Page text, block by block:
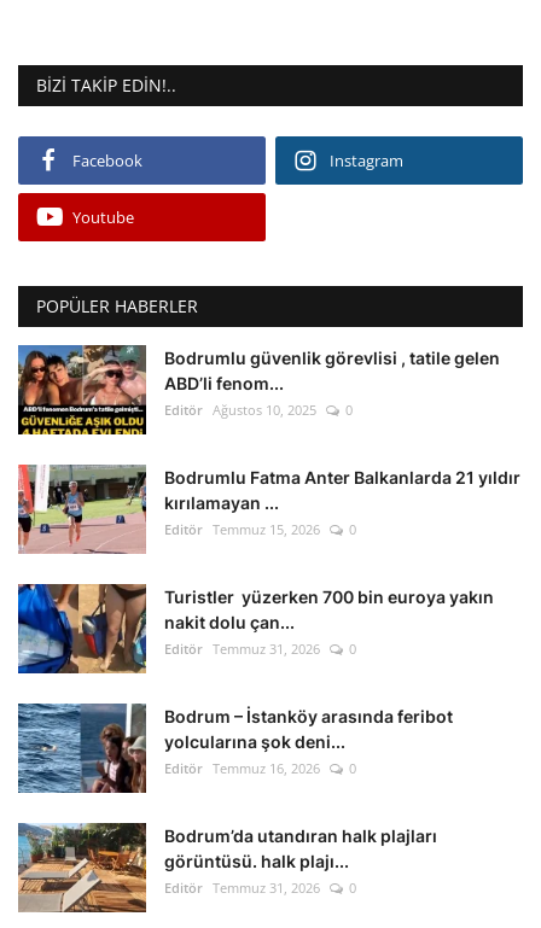
BIZI TAKIP EDIN!..
Facebook Instagram
Youtube
POPÜLER HABERLER
Bodrumlu güvenlik görevlisi , tatile gelen
ABD’li fenom...
Editör Ağustos 10, 2025 0
Bodrumlu Fatma Anter Balkanlarda 21 yıldır
kırılamayan ...
Editör Temmuz 15, 2026 0
Turistler yüzerken 700 bin euroya yakın
nakit dolu çan...
Editör Temmuz 31, 2026 0
Bodrum – İstanköy arasında feribot
yolcularına şok deni...
Editör Temmuz 16, 2026 0
Bodrum’da utandıran halk plajları
görüntüsü. halk plajı...
Editör Temmuz 31, 2026 0